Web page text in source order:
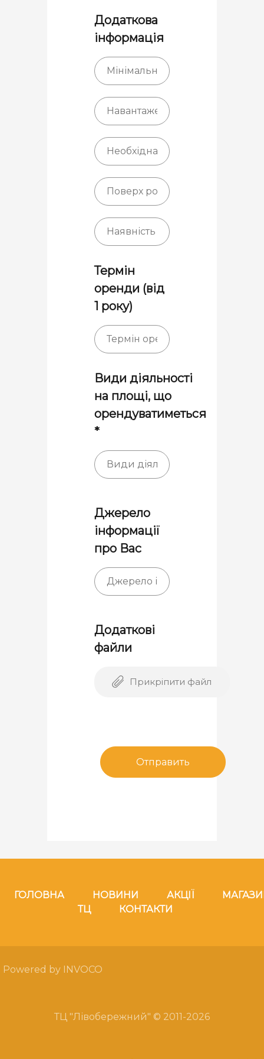
Додаткова
інформація
Термін
оренди (від
1 року)
Види діяльності
на площі, що
орендуватиметься
*
Джерело
інформації
про Вас
Додаткові
файли
Прикріпити файл
Отправить
ГОЛОВНА НОВИНИ АКЦІЇ
ТЦ
КОНТАКТИ
Powered by INVOCO
ТЦ "Лівобережний" © 2011-2026